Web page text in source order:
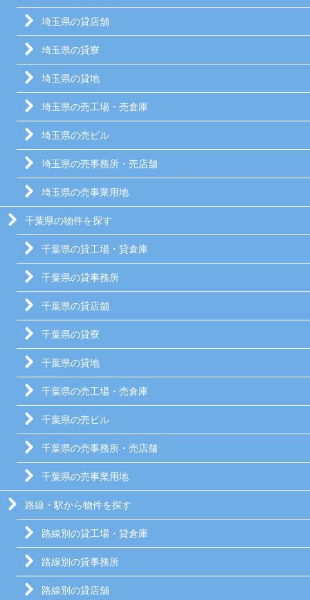
埼玉県の貸店舗
埼玉県の貸寮
埼玉県の貸地
埼玉県の売工場・売倉庫
埼玉県の売ビル
埼玉県の売事務所・売店舗
埼玉県の売事業用地
千葉県の物件を探す
千葉県の貸工場・貸倉庫
千葉県の貸事務所
千葉県の貸店舗
千葉県の貸寮
千葉県の貸地
千葉県の売工場・売倉庫
千葉県の売ビル
千葉県の売事務所・売店舗
千葉県の売事業用地
路線・駅から物件を探す
路線別の貸工場・貸倉庫
路線別の貸事務所
路線別の貸店舗